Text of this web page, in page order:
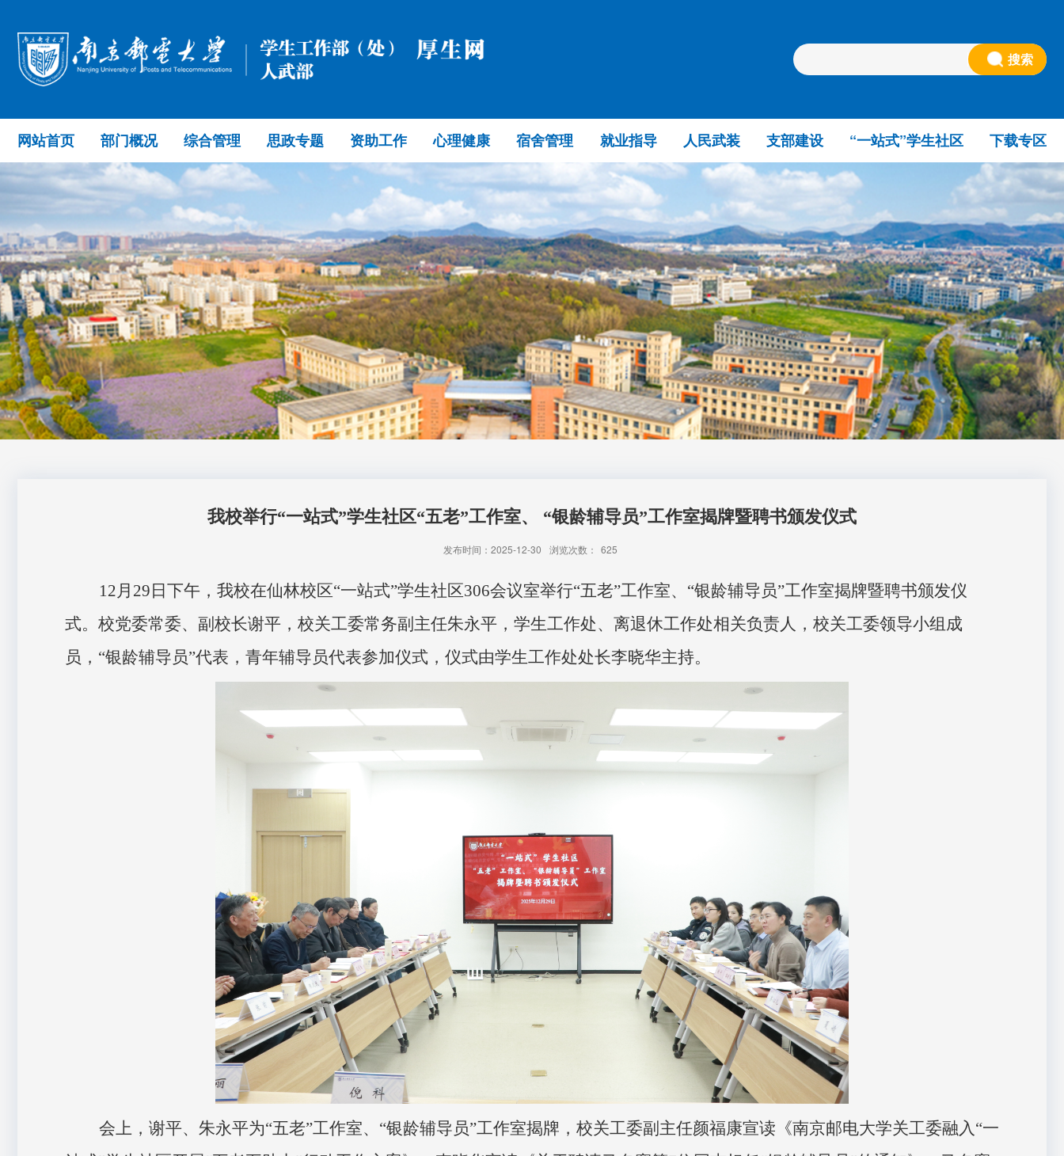
搜索
网站首页 部门概况 综合管理 思政专题 资助工作 心理健康 宿舍管理 就业指导 人民武装 支部建设 “一站式”学生社区 下载专区
我校举行“一站式”学生社区“五老”工作室、 “银龄辅导员”工作室揭牌暨聘书颁发仪式
发布时间：2025-12-30 浏览次数： 625
12月 29 日 下午，我校在仙林校区“一站式”学生社区306会议室举行“五老”工作室、“银龄辅导员”工作室揭牌暨聘书颁发仪
式。校党委常委、副校长谢平，校关工委常务副主任朱永平，学生工作处、离退休工作处相关负责人，校关工委领导小组成
员，“银龄辅导员”代表，青年辅导员代表参加仪式，仪式由学生工作处处长李晓华主持。
会上，谢平、朱永平为“五老”工作室、“银龄辅导员”工作室揭牌，校关工委副主任颜福康宣读《南京邮电大学关工委融入“一